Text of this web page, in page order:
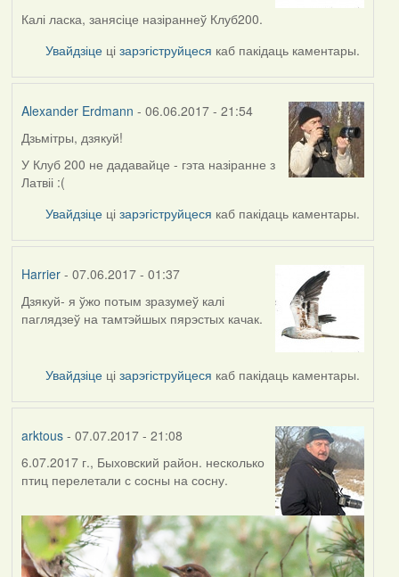
by
Erdmann
Калі ласка, занясіце назіраннеў Клуб200.
Увайдзіце цізарэгіструйцеся каб пакідаць каментары.
Alexander Erdmann - 06.06.2017 - 21:54
In
reply
to
Harrier
Дзьмітры, дзякуй!
У Клуб 200 не дадавайце - гэта назіранне з
Латвіі :(
Увайдзіце цізарэгіструйцеся каб пакідаць каментары.
Harrier- 07.06.2017 - 01:37
In
reply
Alexander
Erdmann
Дзякуй- я ўжо потым зразумеў калі
паглядзеў на тамтэйшых пярэстых качак.
Увайдзіце цізарэгіструйцеся каб пакідаць каментары.
arktous- 07.07.2017 - 21:08
6.07.2017 г., Быховский район. несколько
птиц перелетали с сосны на сосну.